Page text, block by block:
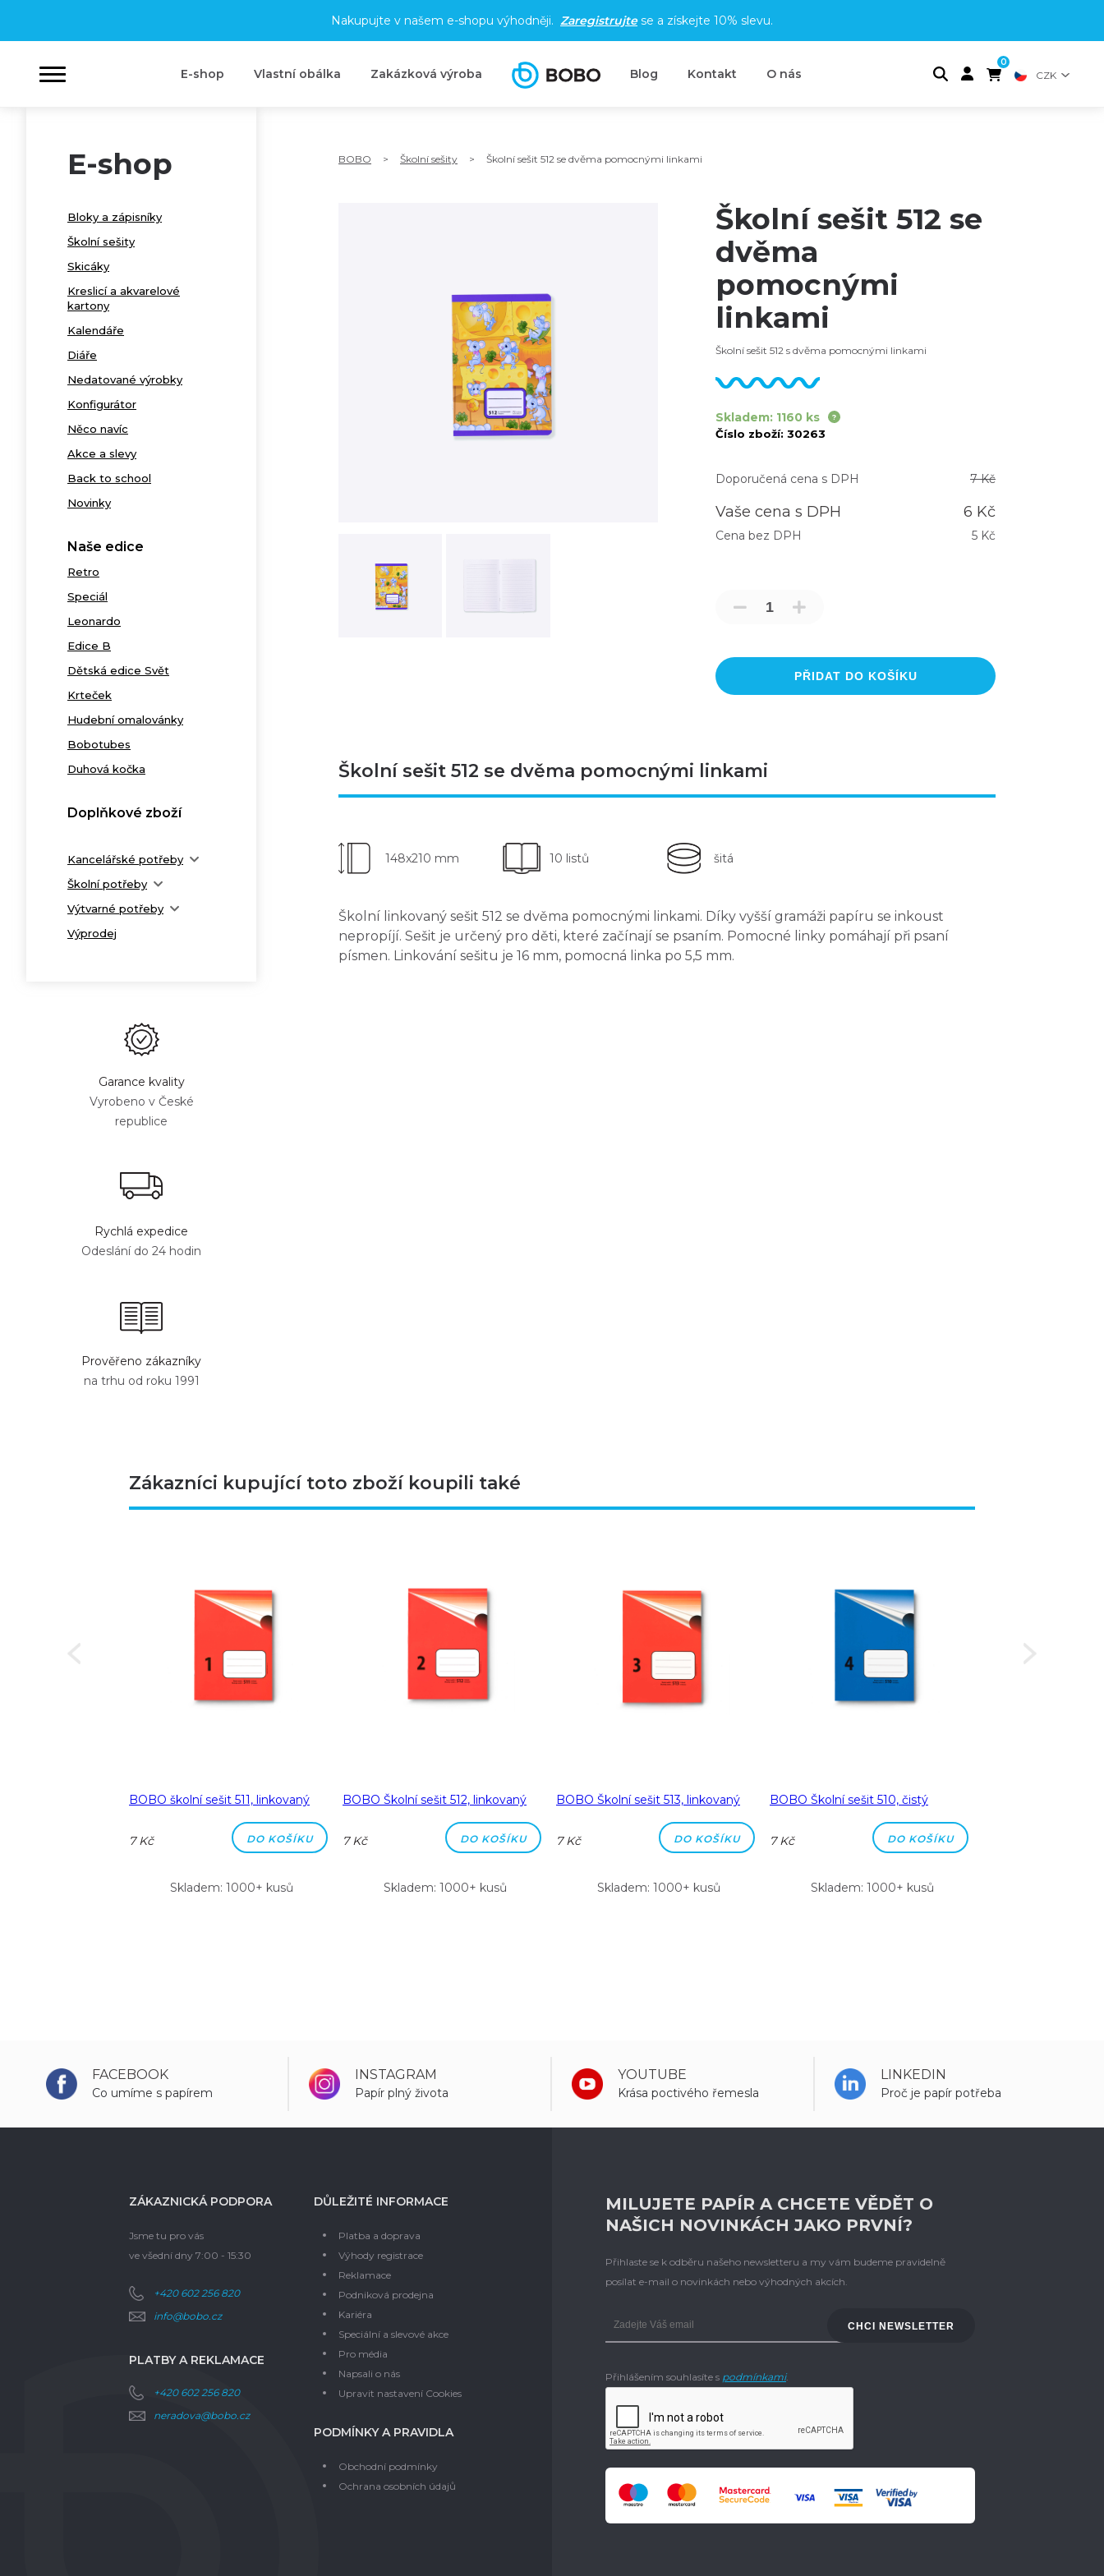
Nakupujte v našem e-shopu výhodněji. Zaregistrujtese a získejte 10% slevu.
E-shop Vlastní obálka Zakázková výroba Blog Kontakt O nás
0
CZK
E-shop
Bloky a zápisníky
Školní sešity
Skicáky
Kreslicí a akvarelové
kartony
Kalendáře
Diáře
Nedatované výrobky
Konfigurátor
Něco navíc
Akce a slevy
Back to school
Novinky
Naše edice
Retro
Speciál
Leonardo
Edice B
Dětská edice Svět
Krteček
Hudební omalovánky
Bobotubes
Duhová kočka
Doplňkové zboží
Kancelářské potřeby
Školní potřeby
Výtvarné potřeby
Výprodej
Garance kvality
Vyrobeno v České
republice
Rychlá expedice
Odeslání do 24 hodin
Prověřeno zákazníky
na trhu od roku 1991
BOBO > Školní sešity > Školní sešit 512 se dvěma pomocnými linkami
Školní sešit 512 se
dvěma
pomocnými
linkami
Školní sešit 512 s dvěma pomocnými linkami
Skladem: 1160 ks
Číslo zboží: 30263
Doporučená cena s DPH 7 Kč
Vaše cena s DPH 6 Kč
Cena bez DPH 5 Kč
PŘIDAT DO KOŠÍKU
Školní sešit 512 se dvěma pomocnými linkami
148x210 mm 10 listů šitá
Školní linkovaný sešit 512 se dvěma pomocnými linkami. Díky vyšší gramáži papíru se inkoust
nepropíjí. Sešit je určený pro děti, které začínají se psaním. Pomocné linky pomáhají při psaní
písmen. Linkování sešitu je 16 mm, pomocná linka po 5,5 mm.
Zákazníci kupující toto zboží koupili také
BOBO školní sešit 511, linkovaný
7 Kč DO KOŠÍKU
Skladem: 1000+ kusů
BOBO Školní sešit 512, linkovaný
7 Kč DO KOŠÍKU
Skladem: 1000+ kusů
BOBO Školní sešit 513, linkovaný
7 Kč DO KOŠÍKU
Skladem: 1000+ kusů
BOBO Školní sešit 510, čistý
7 Kč DO KOŠÍKU
Skladem: 1000+ kusů
Next
FACEBOOK
Co umíme s papírem
INSTAGRAM
Papír plný života
YOUTUBE
Krása poctivého řemesla
LINKEDIN
Proč je papír potřeba
ZÁKAZNICKÁ PODPORA
Jsme tu pro vás
ve všední dny 7:00 - 15:30
+420 602 256 820
info@bobo.cz
PLATBY A REKLAMACE
+420 602 256 820
neradova@bobo.cz
DŮLEŽITÉ INFORMACE
Platba a doprava
Výhody registrace
Reklamace
Podniková prodejna
Kariéra
Speciální a slevové akce
Pro média
Napsali o nás
Upravit nastavení Cookies
PODMÍNKY A PRAVIDLA
Obchodní podmínky
Ochrana osobních údajů
MILUJETE PAPÍR A CHCETE VĚDĚT O
NAŠICH NOVINKÁCH JAKO PRVNÍ?
Přihlaste se k odběru našeho newsletteru a my vám budeme pravidelně
posílat e-mail o novinkách nebo výhodných akcích.
CHCI NEWSLETTER
Přihlášením souhlasíte s podmínkami.